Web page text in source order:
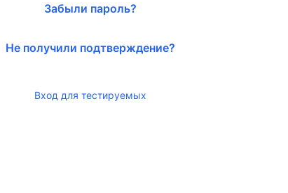
Забыли пароль?
Не получили подтверждение?
Вход для тестируемых